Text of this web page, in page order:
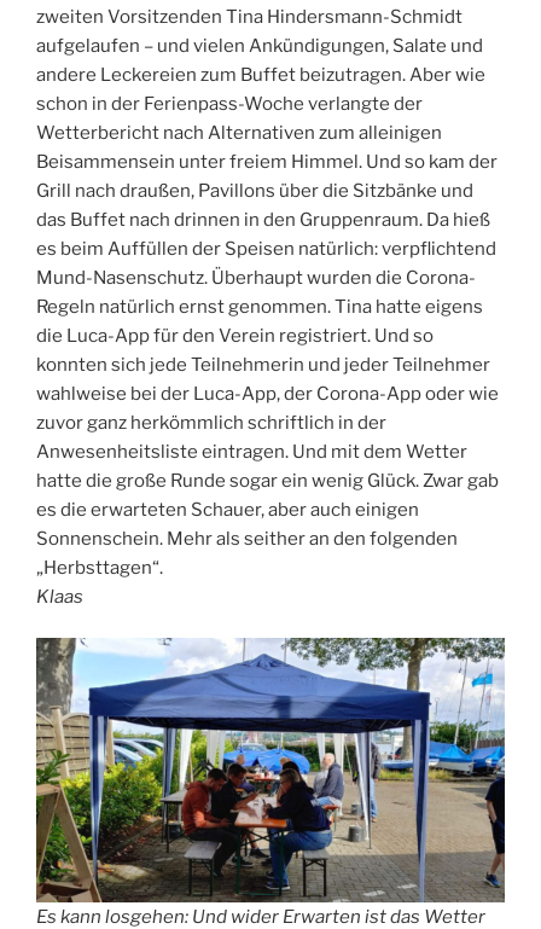
zweiten Vorsitzenden Tina Hindersmann-Schmidt
aufgelaufen – und vielen Ankündigungen, Salate und
andere Leckereien zum Buffet beizutragen. Aber wie
schon in der Ferienpass-Woche verlangte der
Wetterbericht nach Alternativen zum alleinigen
Beisammensein unter freiem Himmel. Und so kam der
Grill nach draußen, Pavillons über die Sitzbänke und
das Buffet nach drinnen in den Gruppenraum. Da hieß
es beim Auffüllen der Speisen natürlich: verpflichtend
Mund-Nasenschutz. Überhaupt wurden die Corona-
Regeln natürlich ernst genommen. Tina hatte eigens
die Luca-App für den Verein registriert. Und so
konnten sich jede Teilnehmerin und jeder Teilnehmer
wahlweise bei der Luca-App, der Corona-App oder wie
zuvor ganz herkömmlich schriftlich in der
Anwesenheitsliste eintragen. Und mit dem Wetter
hatte die große Runde sogar ein wenig Glück. Zwar gab
es die erwarteten Schauer, aber auch einigen
Sonnenschein. Mehr als seither an den folgenden
„Herbsttagen“.
Klaas
Es kann losgehen: Und wider Erwarten ist das Wetter